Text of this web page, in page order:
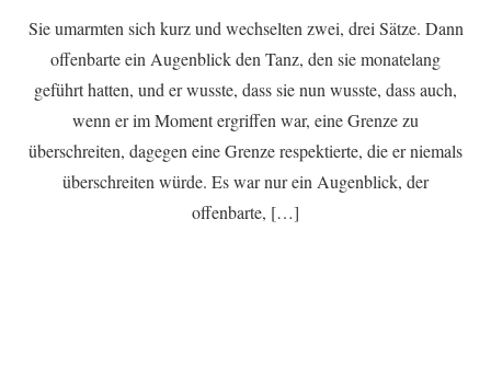
Sie umarmten sich kurz und wechselten zwei, drei Sätze. Dann
offenbarte ein Augenblick den Tanz, den sie monatelang
geführt hatten, und er wusste, dass sie nun wusste, dass auch,
wenn er im Moment ergriffen war, eine Grenze zu
überschreiten, dagegen eine Grenze respektierte, die er niemals
überschreiten würde. Es war nur ein Augenblick, der
offenbarte, […]